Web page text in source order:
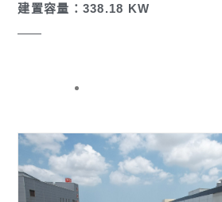
建置容量：338.18 KW